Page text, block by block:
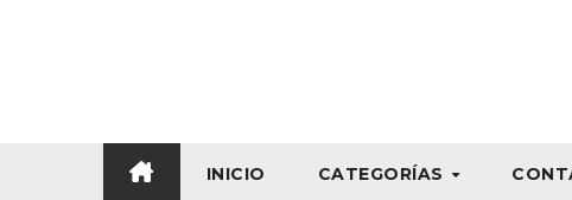
INICIO CATEGORÍAS